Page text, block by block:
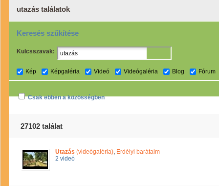
utazás találatok
Keresés szűkítése
Kulcsszavak:
Kép Képgaléria Videó Videógaléria Blog Fórum
Csak ebben a közösségben
27102 találat
Utazás (videógaléria), Erdélyi barátaim
2 videó